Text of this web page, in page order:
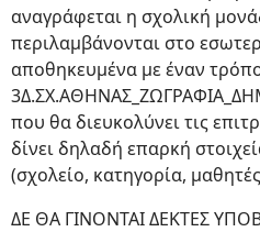
αναγράφεται η σχολική
περιλαμβάνονται στο
αποθηκευμένα με έναν
που θα διευκολύνει τις
δίνει δηλαδή επαρκή
(σχολείο, κατηγορία,
ΔΕ ΘΑ ΓΙΝΟΝΤΑΙ ΔΕΚΤΕΣ